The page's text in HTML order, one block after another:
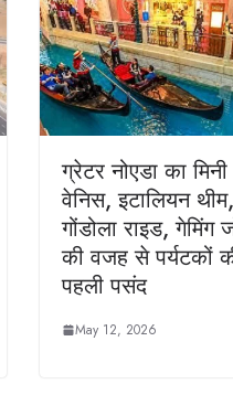
ग्रेटर नोएडा का मिनी
वेनिस, इटालियन थीम,
गोंडोला राइड, गेमिंग
की वजह से पर्यटकों
पहली पसंद
May 12, 2026